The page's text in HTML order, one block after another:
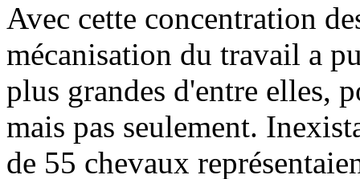
Avec cette concentration
mécanisation du travail a
plus grandes d'entre elles,
mais pas seulement.
de 55 chevaux